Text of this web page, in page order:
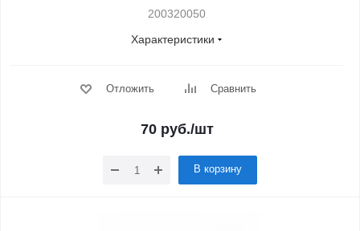
200320050
Характеристики
Отложить Сравнить
70 руб./шт
В корзину